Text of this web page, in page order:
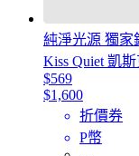
純淨光源 獨家
Kiss Quiet 凱
$569
$1,600
折價券
P幣